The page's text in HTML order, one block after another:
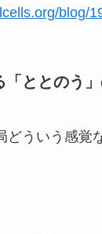
blog/
「ととのう
どういう感覚